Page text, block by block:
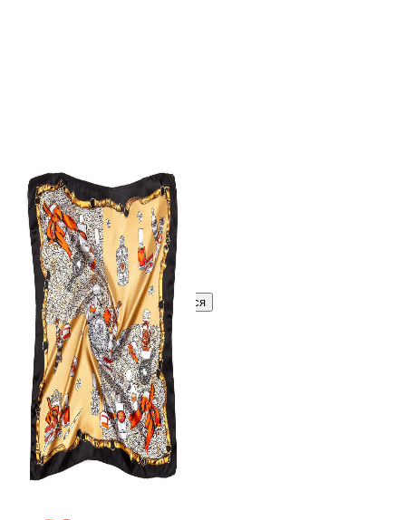
В розницу
Узнать оптовую цену сейчас
Войти Зарегистрироваться
Оптом
Цвет: Золотой